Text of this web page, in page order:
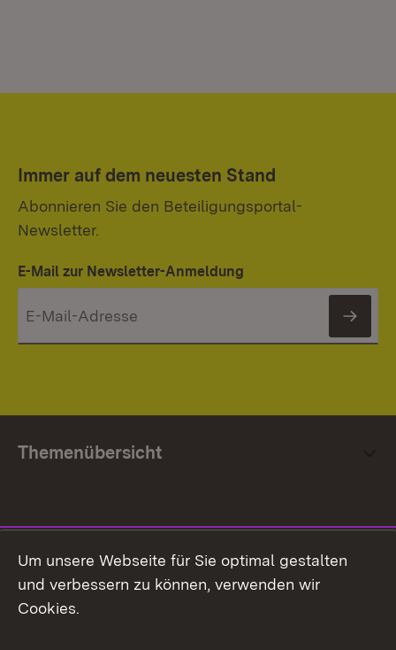
Immer auf dem neuesten Stand
Abonnieren Sie den Beteiligungsportal-
Newsletter.
E-Mail zur Newsletter-Anmeldung
Themenübersicht
Facebook
Um unsere Webseite für Sie optimal gestalten
und verbessern zu können, verwenden wir
Cookies.